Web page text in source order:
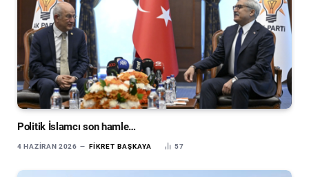
Politik İslamcı son hamle…
4 HAZIRAN 2026 FIKRET BAŞKAYA 57